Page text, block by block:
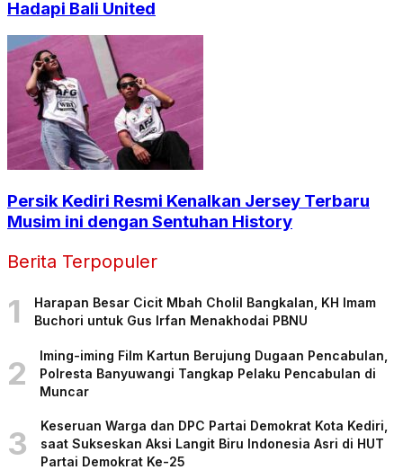
Hadapi Bali United
Persik Kediri Resmi Kenalkan Jersey Terbaru
Musim ini dengan Sentuhan History
Berita Terpopuler
1
Harapan Besar Cicit Mbah Cholil Bangkalan, KH Imam
Buchori untuk Gus Irfan Menakhodai PBNU
2
Iming-iming Film Kartun Berujung Dugaan Pencabulan,
Polresta Banyuwangi Tangkap Pelaku Pencabulan di
Muncar
3
Keseruan Warga dan DPC Partai Demokrat Kota Kediri,
saat Sukseskan Aksi Langit Biru Indonesia Asri di HUT
Partai Demokrat Ke-25